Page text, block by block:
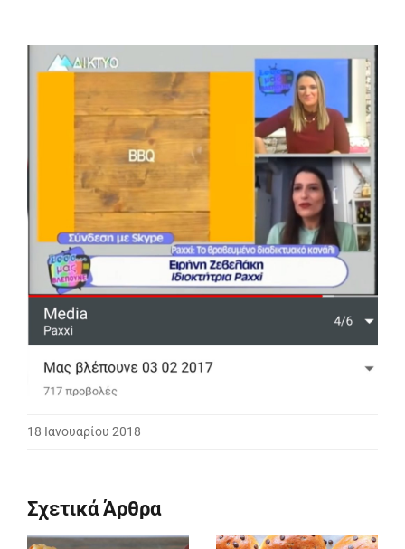
18 Ιανουαρίου 2018
Σχετικά Άρθρα